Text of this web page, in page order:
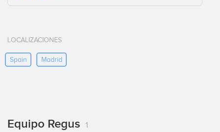
LOCALIZACIONES
Spain Madrid
Equipo Regus 1